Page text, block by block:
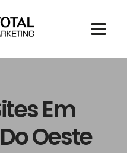
Em
Oeste